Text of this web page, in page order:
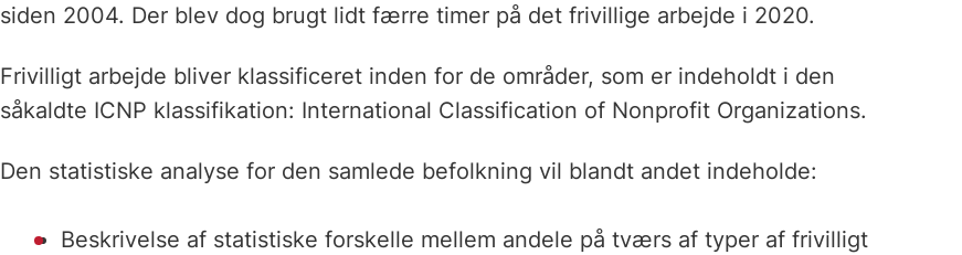
siden 2004. Der blev dog brugt lidt færre timer på det frivillige arbejde i 2020.
Frivilligt arbejde bliver klassificeret inden for de områder, som er indeholdt i den
såkaldte ICNP klassifikation: International Classification of Nonprofit Organizations.
Den statistiske analyse for den samlede befolkning vil blandt andet indeholde:
Beskrivelse af statistiske forskelle mellem andele på tværs af typer af frivilligt